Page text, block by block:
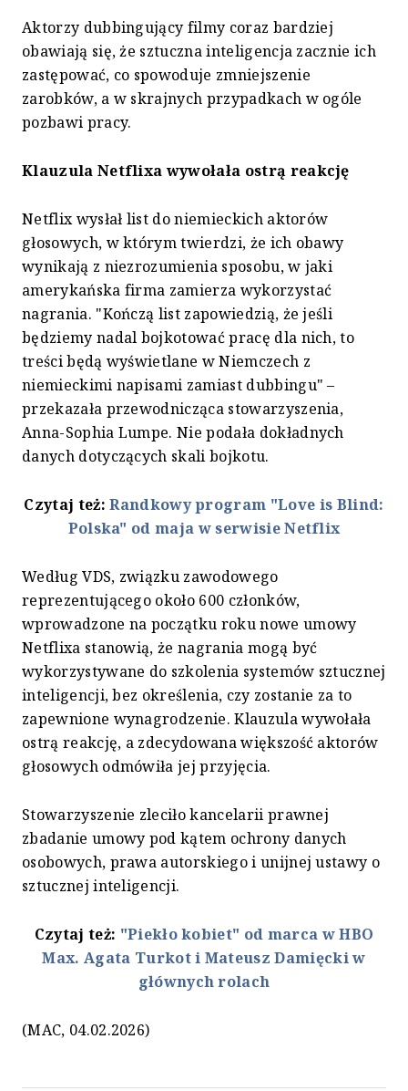
Aktorzy dubbingujący filmy coraz bardziej
obawiają się, że sztuczna inteligencja zacznie ich
zastępować, co spowoduje zmniejszenie
zarobków, a w skrajnych przypadkach w ogóle
pozbawi pracy.
Klauzula Netflixa wywołała ostrą reakcję
Netflix wysłał list do niemieckich aktorów
głosowych, w którym twierdzi, że ich obawy
wynikają z niezrozumienia sposobu, w jaki
amerykańska firma zamierza wykorzystać
nagrania. "Kończą list zapowiedzią, że jeśli
będziemy nadal bojkotować pracę dla nich, to
treści będą wyświetlane w Niemczech z
niemieckimi napisami zamiast dubbingu" –
przekazała przewodnicząca stowarzyszenia,
Anna-Sophia Lumpe. Nie podała dokładnych
danych dotyczących skali bojkotu.
Czytaj też:Randkowy program "Love is Blind:
Polska" od maja w serwisie Netflix
Według VDS, związku zawodowego
reprezentującego około 600 członków,
wprowadzone na początku roku nowe umowy
Netflixa stanowią, że nagrania mogą być
wykorzystywane do szkolenia systemów sztucznej
inteligencji, bez określenia, czy zostanie za to
zapewnione wynagrodzenie. Klauzula wywołała
ostrą reakcję, a zdecydowana większość aktorów
głosowych odmówiła jej przyjęcia.
Stowarzyszenie zleciło kancelarii prawnej
zbadanie umowy pod kątem ochrony danych
osobowych, prawa autorskiego i unijnej ustawy o
sztucznej inteligencji.
Czytaj też: "Piekło kobiet" od marca w HBO
Max. Agata Turkot i Mateusz Damięcki w
głównych rolach
(MAC, 04.02.2026)